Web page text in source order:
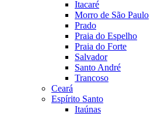
Itacaré
Morro de São Paulo
Prado
Praia do Espelho
Praia do Forte
Salvador
Santo André
Trancoso
Ceará
Espírito Santo
Itaúnas